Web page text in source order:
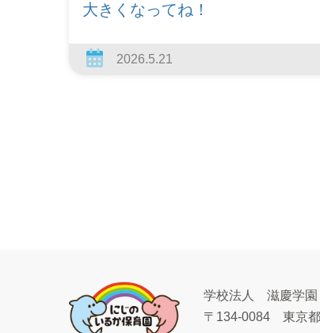
大きくなってね！
2026.5.21
学校法人 滋慶学
〒134-0084 東京